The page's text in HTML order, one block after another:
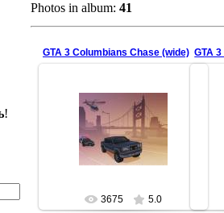
!
Photos in album: 41
GTA 3 Columbians Chase (wide)
11.06.2009
GTA III Liberty City Cop &
Columbians Chase
redfill
3675 5.0
GTA